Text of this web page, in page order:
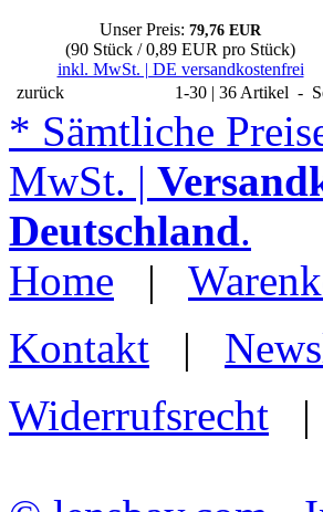
Unser Preis: 79,76 EUR
(90 Stück / 0,89 EUR pro Stück)
inkl. MwSt. | DE versandkostenfrei
zurück
1-30 | 36 Artikel -
* Sämtliche
MwSt. |
Deutschland.
Home |
Kontakt |
Widerrufsrecht |